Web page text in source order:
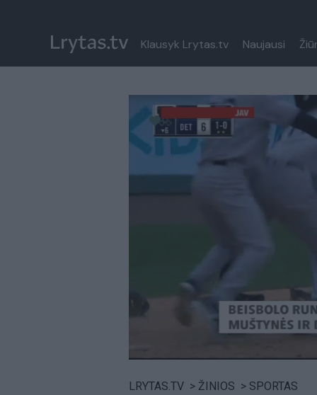
Klausyk Lrytas.tv Naujausi
Paremkite Ukrainą
LRYTAS.TV > ŽINIOS > SPORTAS